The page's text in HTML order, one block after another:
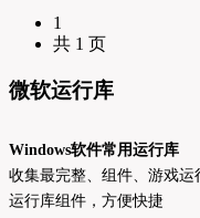
1
共 1 页
微软运行库
Windows软件常用运行库
收集最完整、组件、游戏运
运行库组件，方便快捷